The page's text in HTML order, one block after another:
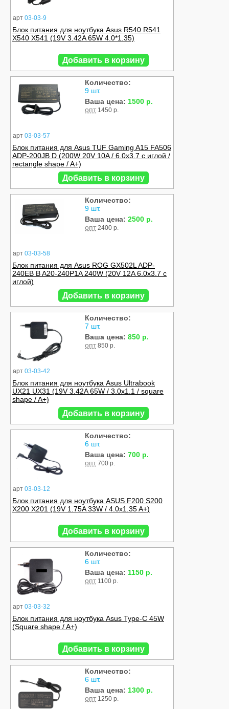
арт 03-03-9
Блок питания для ноутбука Asus R540 R541
X540 X541 (19V 3.42A 65W 4.0*1.35)
Добавить в корзину
арт 03-03-57
Количество:
9 шт.
Ваша цена: 1500 р.
опт 1450 р.
Блок питания для Asus TUF Gaming A15 FA506
ADP-200JB D (200W 20V 10A / 6.0x3.7 с иглой /
rectangle shape / A+)
Добавить в корзину
арт 03-03-58
Количество:
9 шт.
Ваша цена: 2500 р.
опт 2400 р.
Блок питания для Asus ROG GX502L ADP-
240EB B A20-240P1A 240W (20V 12A 6.0x3.7 с
иглой)
Добавить в корзину
арт 03-03-42
Количество:
7 шт.
Ваша цена: 850 р.
опт 850 р.
Блок питания для ноутбука Asus Ultrabook
UX21 UX31 (19V 3.42A 65W / 3.0x1.1 / square
shape / A+)
Добавить в корзину
арт 03-03-12
Количество:
6 шт.
Ваша цена: 700 р.
опт 700 р.
Блок питания для ноутбука ASUS F200 S200
X200 X201 (19V 1.75A 33W / 4.0x1.35 A+)
Добавить в корзину
арт 03-03-32
Количество:
6 шт.
Ваша цена: 1150 р.
опт 1100 р.
Блок питания для ноутбука Asus Type-C 45W
(Square shape / A+)
Добавить в корзину
Количество:
6 шт.
Ваша цена: 1300 р.
опт 1250 р.